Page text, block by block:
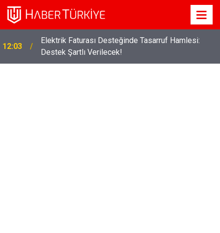
12:03
Elektrik Faturası Desteğinde Tasarruf Hamlesi:
Destek Şartlı Verilecek!